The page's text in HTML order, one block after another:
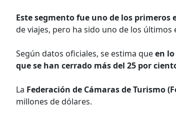
Este segmento fue uno de los
de viajes, pero ha sido uno de los
Según datos oficiales, se estima queen
que se han cerrado más del 25 por
La Federación de Cámaras de Turismo
millones de dólares.